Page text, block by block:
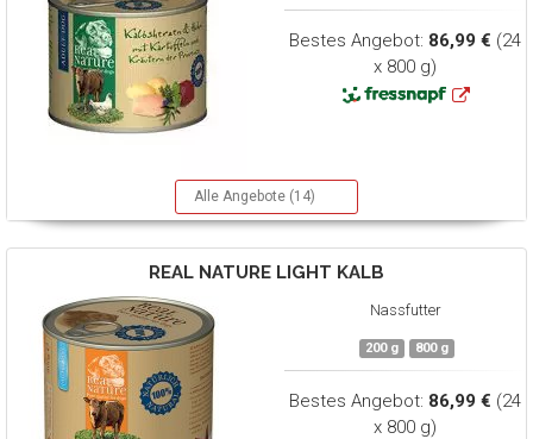
Bestes Angebot: 86,99 € (24
x 800 g)
Alle Angebote (14)
REAL NATURE LIGHT KALB
Nassfutter
200 g 800 g
Bestes Angebot: 86,99 € (24
x 800 g)